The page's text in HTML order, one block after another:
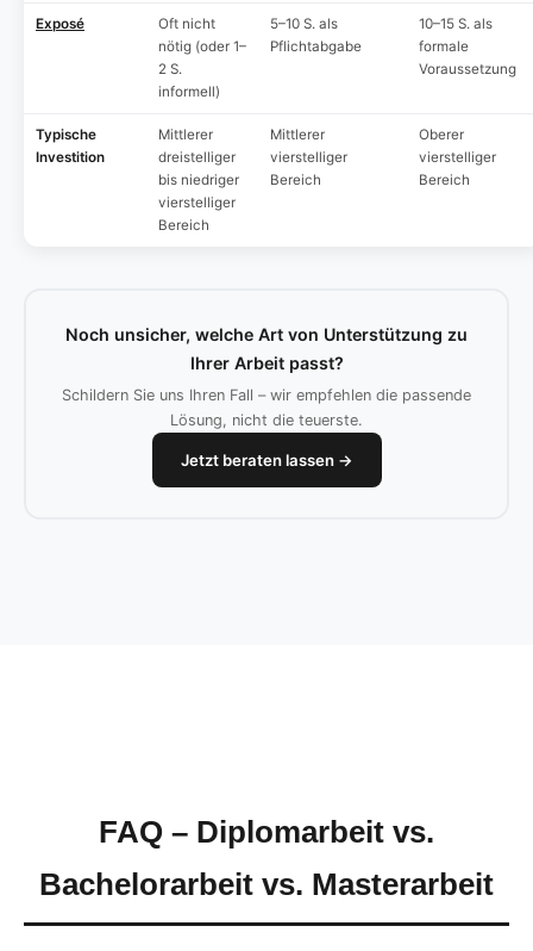
Exposé
Oft nicht
nötig (oder 1–
2 S.
informell)
5–10 S. als
Pflichtabgabe
10–15 S. als
formale
Voraussetzung
Typische
Investition
Mittlerer
dreistelliger
bis niedriger
vierstelliger
Bereich
Mittlerer
vierstelliger
Bereich
Oberer
vierstelliger
Bereich
Noch unsicher, welche Art von Unterstützung zu
Ihrer Arbeit passt?
Schildern Sie uns Ihren Fall – wir empfehlen die passende
Lösung, nicht die teuerste.
Jetzt beraten lassen →
FAQ – Diplomarbeit vs.
Bachelorarbeit vs. Masterarbeit